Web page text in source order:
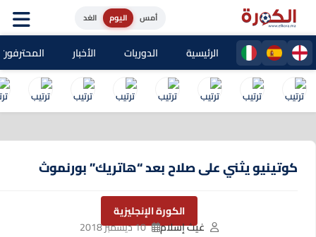
اليوم الغد
الرئيسية الدوريات الأخبار المحترفون
كوتينيو يثني على صلاح بعد “هاتريك” بورنموث
الكورة الإنجليزية
غيث إسلام
10 ديسمبر 2018